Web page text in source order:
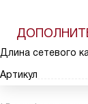
Длина сетевого
Артикул